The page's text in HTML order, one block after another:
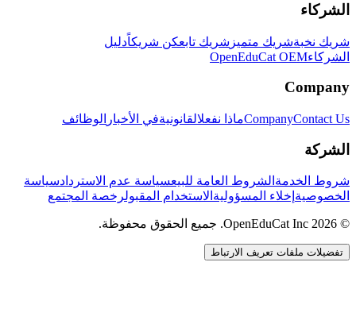
الشركاء
شريك نخبةشريك متميز شريك تابعكن شريكاًدليل
الشركاءOpenEduCat OEM
Company
CompanyContact Us ماذا نفعلالقانونيةفي الأخبار الوظائف
الشركة
شروط الخدمة الشروط العامة للبيعسياسة عدم الاستردادسياسة
الخصوصية إخلاء المسؤولية الاستخدام المقبولرخصة المجتمع
© 2026 OpenEduCat Inc. جميع الحقوق محفوظة.
تفضيلات ملفات تعريف الارتباط